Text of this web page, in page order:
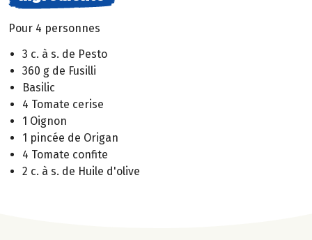
Pour 4 personnes
3 c. à s. de Pesto
360 g de Fusilli
Basilic
4 Tomate cerise
1 Oignon
1 pincée de Origan
4 Tomate confite
2 c. à s. de Huile d'olive